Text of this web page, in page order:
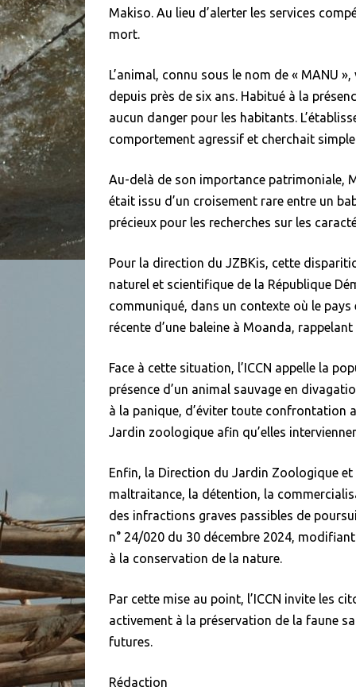
Makiso. Au lieu d’alerter les services
mort.
L’animal, connu sous le nom de « MANU
depuis près de six ans. Habitué à la
aucun danger pour les habitants.
comportement agressif et cherchait
Au-delà de son importance patrimoniale,
était issu d’un croisement rare entre un
précieux pour les recherches sur les
Pour la direction du JZBKis, cette
naturel et scientifique de la République
communiqué, dans un contexte où le
récente d’une baleine à Moanda,
Face à cette situation, l’ICCN appelle la
présence d’un animal sauvage en
à la panique, d’éviter toute confrontation
Jardin zoologique afin qu’elles
Enfin, la Direction du Jardin Zoologique
maltraitance, la détention, la
des infractions graves passibles de
n° 24/020 du 30 décembre 2024,
à la conservation de la nature.
Par cette mise au point, l’ICCN invite les
activement à la préservation de la faune
futures.
Rédaction